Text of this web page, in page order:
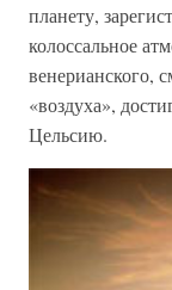
планету,
колоссальное
венерианского,
«воздуха»,
Цельсию.